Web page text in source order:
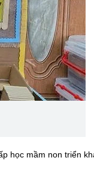
học mầm non triển